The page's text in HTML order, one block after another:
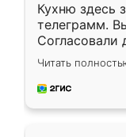
Кухню здесь
телеграмм.
Согласовали
недели кухня
довольны
мебель за
Читать